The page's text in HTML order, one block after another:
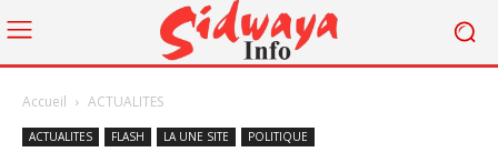
Accueil ACTUALITES
ACTUALITES FLASH LA UNE SITE POLITIQUE